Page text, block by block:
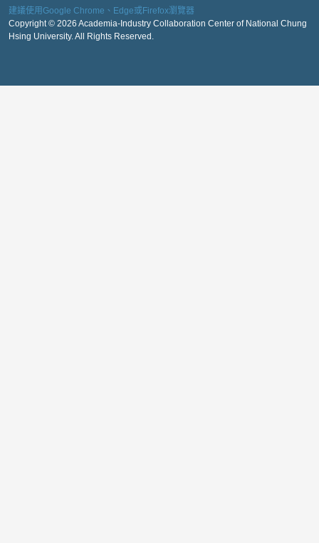
建議使用Google Chrome、Edge或Firefox瀏覽器
Copyright © 2026 Academia-Industry Collaboration Center of National Chung
Hsing University. All Rights Reserved.